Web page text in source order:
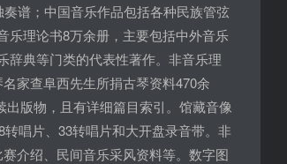
谱；中国音乐作品包括各种民族管弦
乐理论书8万余册，主要包括中外音乐
辞典等门类的代表性著作。非音乐理
家查阜西先生所捐古琴资料470余
版物，且有详细篇目索引。馆藏音像
唱片、33转唱片和大开盘录音带。非
介绍、民间音乐采风资料等。数字图